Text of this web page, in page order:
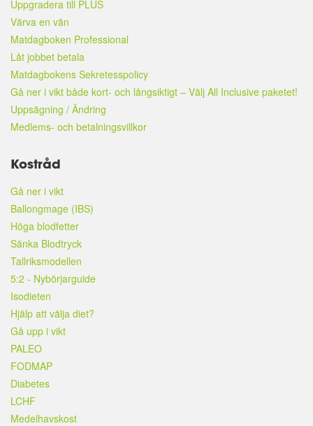
Uppgradera till PLUS
Värva en vän
Matdagboken Professional
Låt jobbet betala
Matdagbokens Sekretesspolicy
Gå ner i vikt både kort- och långsiktigt – Välj All Inclusive paketet!
Uppsägning / Ändring
Medlems- och betalningsvillkor
Kostråd
Gå ner i vikt
Ballongmage (IBS)
Höga blodfetter
Sänka Blodtryck
Tallriksmodellen
5:2 - Nybörjarguide
Isodieten
Hjälp att välja diet?
Gå upp i vikt
PALEO
FODMAP
Diabetes
LCHF
Medelhavskost